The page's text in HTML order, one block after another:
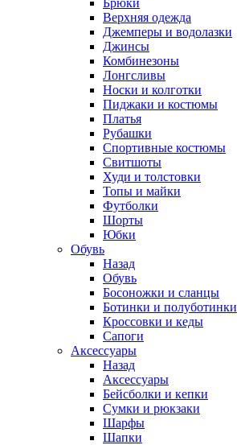
Брюки
Верхняя одежда
Джемперы и водолазки
Джинсы
Комбинезоны
Лонгсливы
Носки и колготки
Пиджаки и костюмы
Платья
Рубашки
Спортивные костюмы
Свитшоты
Худи и толстовки
Топы и майки
Футболки
Шорты
Юбки
Обувь
Назад
Обувь
Босоножки и сланцы
Ботинки и полуботинки
Кроссовки и кеды
Сапоги
Аксессуары
Назад
Аксессуары
Бейсболки и кепки
Сумки и рюкзаки
Шарфы
Шапки